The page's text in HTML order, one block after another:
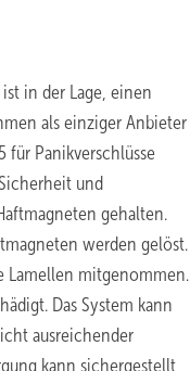
in der Lage, einen
als einziger Anbieter
für Panikverschlüsse
und
gehalten.
werden gelöst.
Lamellen mitgenommen.
Das System kann
ausreichender
kann sichergestellt